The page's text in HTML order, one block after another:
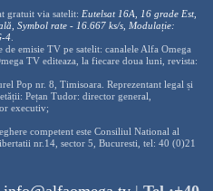
gratuit via satelit: Eutelsat 16A, 16 grade Est,
lă, Symbol rate - 16.667 ks/s, Modulație:
4
emisie TV pe satelit: canalele Alfa Omega
TV editeaza, la fiecare doua luni, revista:
Pop nr. 8, Timisoara. Reprezentant legal și
Pețan Tudor: director general,
executiv;
competent este Consiliul National al
nr.14, sector 5, Bucuresti, tel: 40 (0)21